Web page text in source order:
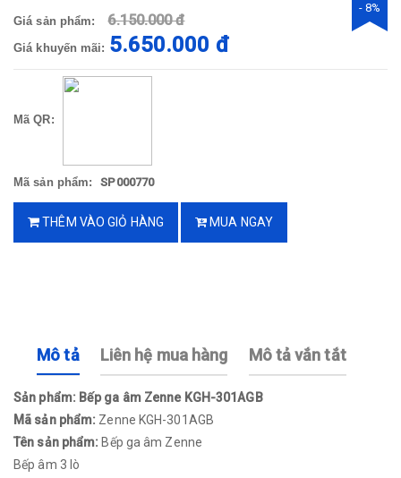
Giá sản phẩm: 6.150.000 đ
Giá khuyến mãi: 5.650.000 đ
- 8%
Mã QR:
Mã sản phẩm: SP000770
THÊM VÀO GIỎ HÀNG MUA NGAY
Mô tả Liên hệ mua hàng Mô tả vắn tắt
Sản phẩm: Bếp ga âm Zenne KGH-301AGB
Mã sản phẩm: Zenne KGH-301AGB
Tên sản phẩm: Bếp ga âm Zenne
Bếp âm 3 lò